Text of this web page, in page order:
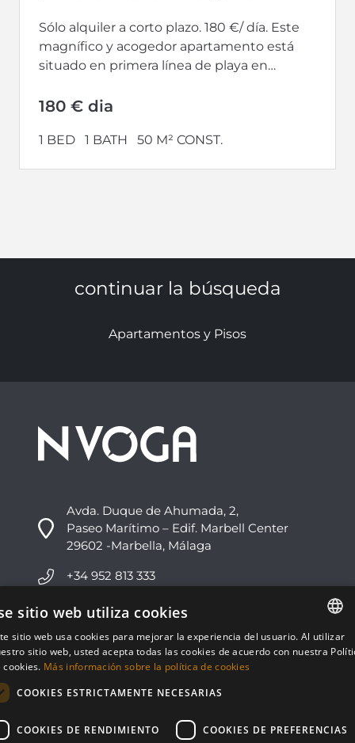
Sólo alquiler a corto plazo. 180 €/ día. Este
magnífico y acogedor apartamento está
situado en primera línea de playa en
reformado...
180 € dia
1 BED 1 BATH 50 M² CONST.
continuar la búsqueda
Apartamentos y Pisos
Avda. Duque de Ahumada, 2,
Paseo Marítimo – Edif. Marbell Center
29602 -Marbella, Málaga
+34 952 813 333
info@nvoga.com
C. del Ciervo, 1D
Urbanización Los Monteros
ENGLISH
sitio web utiliza cookies
sitio web usa cookies para mejorar la experiencia del usuario. Al utilizar
sitio web, usted acepta todas las cookies de acuerdo con nuestra
cookies. Más información sobre la política de cookies
COOKIES ESTRICTAMENTE NECESARIAS
COOKIES DE RENDIMIENTO COOKIES DE PREFERENCIAS